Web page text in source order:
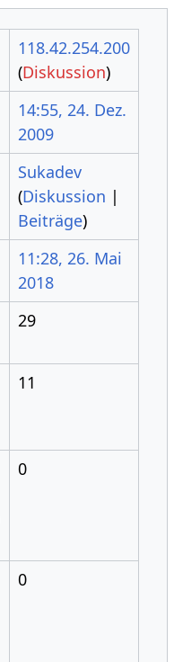
118.42.254.200
(Diskussion)
14:55, 24. Dez.
2009
Sukadev
(Diskussion |
Beiträge)
11:28, 26. Mai
2018
29
11
0
0